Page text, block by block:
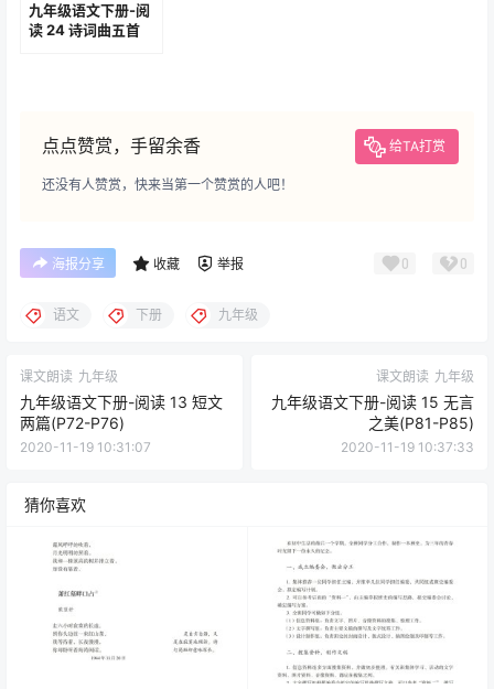
九年级语文下册-阅
读 24 诗词曲五首
点点赞赏，手留余香 给TA打赏
还没有人赞赏，快来当第一个赞赏的人吧！
海报分享 收藏 举报 0 0
语文 下册 九年级
课文朗读 九年级
九年级语文下册-阅读 13 短文
两篇(P72-P76)
2020-11-19 10:31:07
课文朗读 九年级
九年级语文下册-阅读 15 无言
之美(P81-P85)
2020-11-19 10:37:33
猜你喜欢